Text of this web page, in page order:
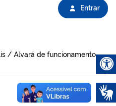
Entrar
/ Alvará de funcionamento